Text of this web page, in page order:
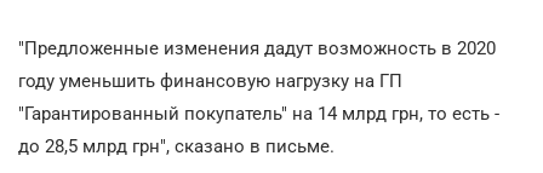
"Предложенные изменения дадут возможность в 2020
году уменьшить финансовую нагрузку на ГП
"Гарантированный покупатель" на 14 млрд грн, то есть -
до 28,5 млрд грн", сказано в письме.